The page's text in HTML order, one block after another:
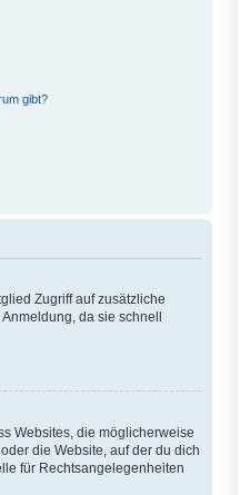
gibt?
Zugriff auf zusätzliche
da sie schnell
Websites, die möglicherweise
die Website, auf der du dich
für Rechtsangelegenheiten